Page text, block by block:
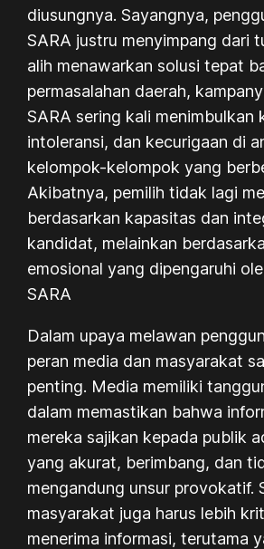
diusungnya. Sayangnya,
SARA justru menyimpang dari
alih menawarkan solusi tepat
permasalahan daerah,
SARA sering kali menimbulkan
intoleransi, dan kecurigaan di
kelompok-kelompok yang
Akibatnya, pemilih tidak lagi
berdasarkan kapasitas dan
kandidat, melainkan
emosional yang dipengaruhi
SARA
Dalam upaya melawan
peran media dan masyarakat
penting. Media memiliki
dalam memastikan bahwa
mereka sajikan kepada publik
yang akurat, berimbang, dan
mengandung unsur provokatif.
masyarakat juga harus lebih
menerima informasi, terutama